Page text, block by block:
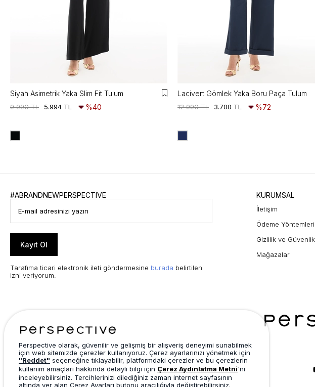
Siyah Asimetrik Yaka Slim Fit Tulum
5.994 TL
9.990 TL %40
Lacivert Gömlek Yaka Boru Paça Tulum
3.700 TL
12.990 TL %72
#ABRANDNEWPERSPECTIVE
Kayıt Ol
Tarafıma ticari elektronik ileti göndermesine burada belirtilen
izni veriyorum.
KURUMSAL
İletişim
Ödeme Yöntemleri
Gizlilik ve Güvenlik
Mağazalar
Perspective olarak, güvenilir ve gelişmiş bir alışveriş deneyimi sunabilmek
için web sitemizde çerezler kullanıyoruz. Çerez ayarlarınızı yönetmek için
"Reddet" seçeneğine tıklayabilir, platformdaki çerezler ve bu çerezlerin
kullanım amaçları hakkında detaylı bilgi için Çerez Aydınlatma Metni'ni
inceleyebilirsiniz. Tercihlerinizi dilediğiniz zaman internet sayfasının
altında yer alan Çerez Ayarları butonu aracılığıyla değiştirebilirsiniz.